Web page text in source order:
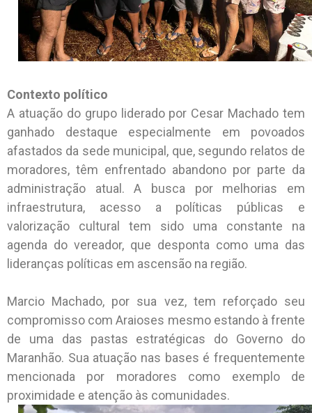
Contexto político
A atuação do grupo liderado por Cesar Machado tem
ganhado destaque especialmente em povoados
afastados da sede municipal, que, segundo relatos de
moradores, têm enfrentado abandono por parte da
administração atual. A busca por melhorias em
infraestrutura, acesso a políticas públicas e
valorização cultural tem sido uma constante na
agenda do vereador, que desponta como uma das
lideranças políticas em ascensão na região.
Marcio Machado, por sua vez, tem reforçado seu
compromisso com Araioses mesmo estando à frente
de uma das pastas estratégicas do Governo do
Maranhão. Sua atuação nas bases é frequentemente
mencionada por moradores como exemplo de
proximidade e atenção às comunidades.